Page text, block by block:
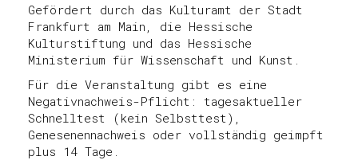
Gefördert durch das Kulturamt der Stadt
Frankfurt am Main, die Hessische
Kulturstiftung und das Hessische
Ministerium für Wissenschaft und Kunst.
Für die Veranstaltung gibt es eine
Negativnachweis-Pflicht: tagesaktueller
Schnelltest (kein Selbsttest),
Genesenennachweis oder vollständig geimpft
plus 14 Tage.